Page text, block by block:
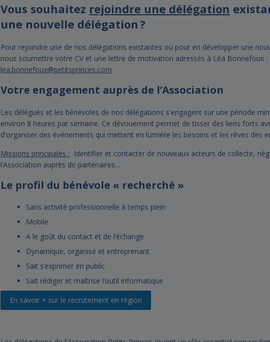
Vous souhaitez rejoindre une délégation
une nouvelle délégation ?
Pour rejoindre une de nos délégations existantes ou pour en développer une
nous soumettre votre CV et une lettre de motivation adressés à Léa Bonnefoux :
lea.bonnefoux@petitsprinces.com.
Votre engagement auprès de l’Association
Les délégués et les bénévoles de nos délégations s'engagent sur une période
environ 8 heures par semaine. Ce dévouement permet de tisser des liens forts
d'organiser des événements qui mettent en lumière les besoins et les rêves des
Missions principales : Identifier et contacter de nouveaux acteurs de collecte,
l’Association auprès de partenaires…
Le profil du bénévole « recherché »
Sans activité professionnelle à temps plein
Mobile
A le goût du contact et de l’échange
Dynamique, organisé et entreprenant
Sait s’exprimer en public
Sait rédiger et maîtrise l’outil informatique
En savoir + sur le recrutement en région